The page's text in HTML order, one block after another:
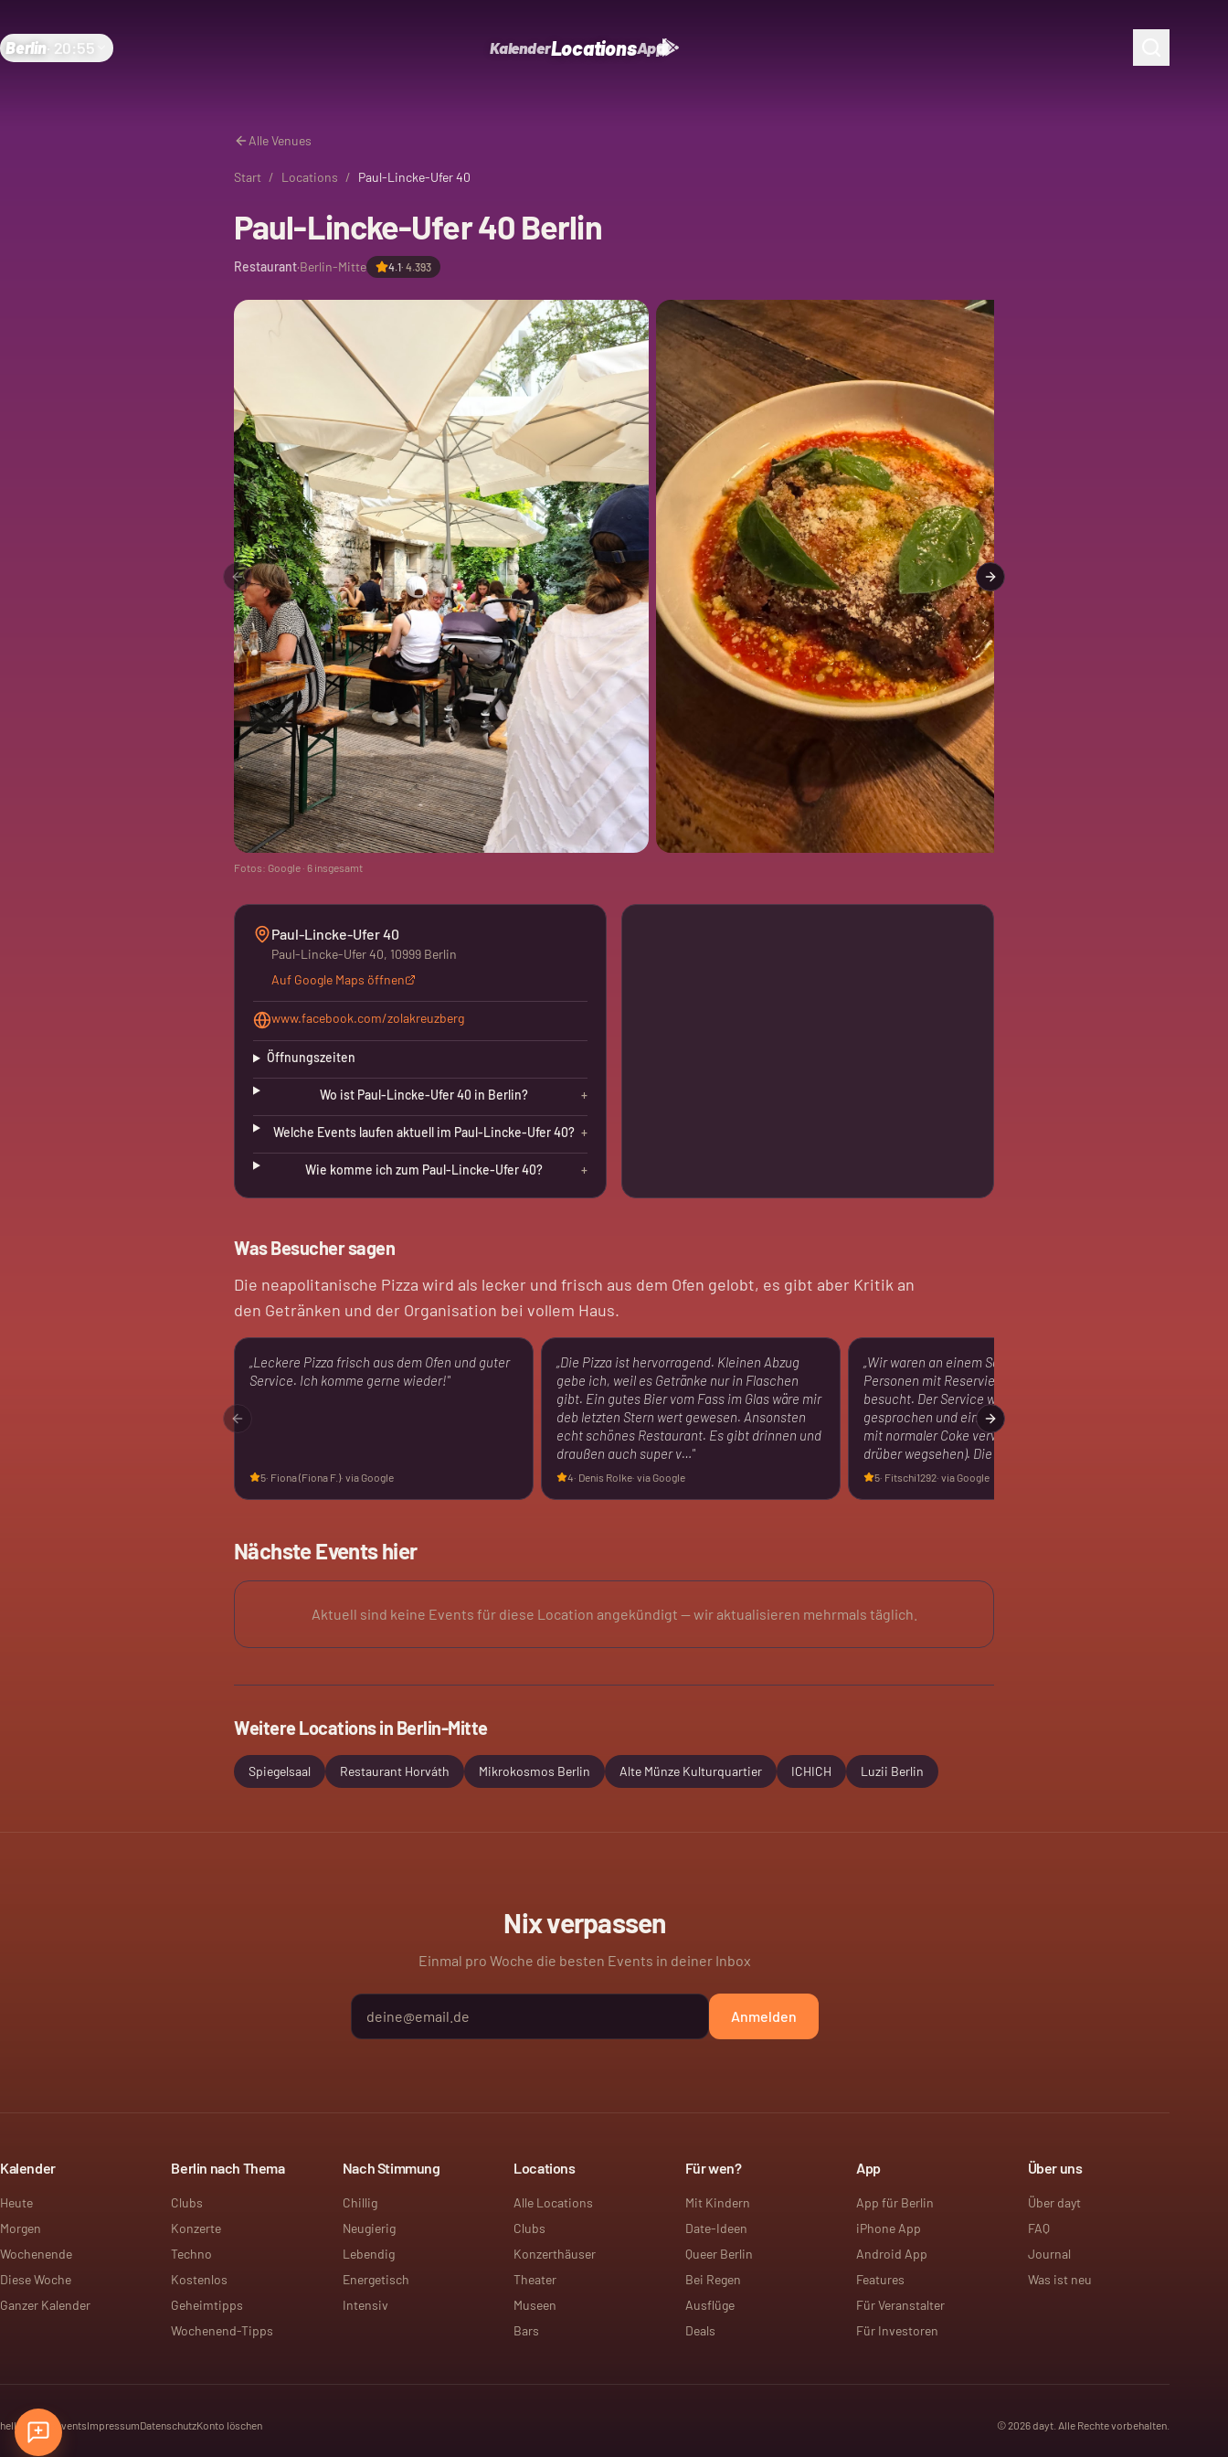
Berlin 20:55 KalenderLocationsApp
Alle Venues
Start / Locations / Paul-Lincke-Ufer 40
Paul-Lincke-Ufer 40 Berlin
Restaurant·Berlin-Mitte 4.1· 4.393
Previous slide Next slide
Fotos: Google · 6 insgesamt
Paul-Lincke-Ufer 40
Paul-Lincke-Ufer 40, 10999 Berlin
Auf Google Maps öffnen
www.facebook.com/zolakreuzberg
Öffnungszeiten
Wo ist Paul-Lincke-Ufer 40 in Berlin? +
Welche Events laufen aktuell im Paul-Lincke-Ufer 40? +
Wie komme ich zum Paul-Lincke-Ufer 40? +
Was Besucher sagen
Die neapolitanische Pizza wird als lecker und frisch aus dem Ofen gelobt, es gibt aber Kritik an
den Getränken und der Organisation bei vollem Haus.
„Leckere Pizza frisch aus dem Ofen und guter
Service. Ich komme gerne wieder!"
5· Fiona (Fiona F.)· via Google
„Die Pizza ist hervorragend. Kleinen Abzug
gebe ich, weil es Getränke nur in Flaschen
gibt. Ein gutes Bier vom Fass im Glas wäre mir
deb letzten Stern wert gewesen. Ansonsten
echt schönes Restaurant. Es gibt drinnen und
draußen auch super v…"
4· Denis Rolke· via Google
„Wir waren an einem Samstag Mittag mit 6
Personen mit Reservierung dort. Es war gut
besucht. Der Service war okay (nur englisch
gesprochen und eine Coke Zero Bestellung
mit normaler Coke verwechselt, kann man
drüber wegsehen). Die neapolitan…
5· Fitschi1292· via Google
Previous slide Next slide
Nächste Events hier
Aktuell sind keine Events für diese Location angekündigt — wir aktualisieren mehrmals täglich.
Weitere Locations in Berlin-Mitte
Spiegelsaal Restaurant Horváth Mikrokosmos Berlin Alte Münze Kulturquartier ICHICH Luzii Berlin
Nix verpassen
Einmal pro Woche die besten Events in deiner Inbox
Anmelden
Kalender
Heute
Morgen
Wochenende
Diese Woche
Ganzer Kalender
Berlin nach Thema
Clubs
Konzerte
Techno
Kostenlos
Geheimtipps
Wochenend-Tipps
Nach Stimmung
Chillig
Neugierig
Lebendig
Energetisch
Intensiv
Locations
Alle Locations
Clubs
Konzerthäuser
Theater
Museen
Bars
Für wen?
Mit Kindern
Date-Ideen
Queer Berlin
Bei Regen
Ausflüge
Deals
App
App für Berlin
iPhone App
Android App
Features
Für Veranstalter
Für Investoren
Über uns
Über dayt
FAQ
Journal
Was ist neu
hello@dayt.eventsImpressumDatenschutzKonto löschen ©2026dayt. Alle Rechte vorbehalten.